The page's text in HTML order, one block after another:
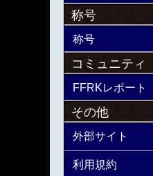
称号
称号
コミュニティ
FFRKレポート
その他
外部サイト
利用規約